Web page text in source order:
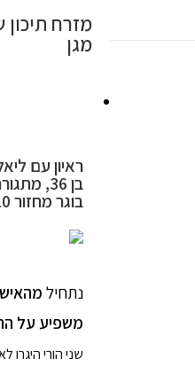
מזרח תיכון
מגן
ראיון עם
בן 36, מתגורר בתל אביב
בוגר מחזור 2009-2010
נתחיל
משפיע על
שני הורי